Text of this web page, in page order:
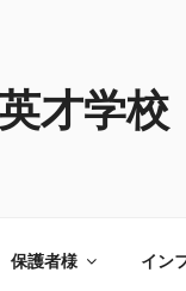
才学校
保護者様 イン